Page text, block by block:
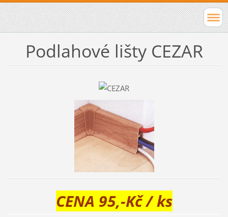
Podlahové lišty CEZAR
CENA 95,-Kč / ks